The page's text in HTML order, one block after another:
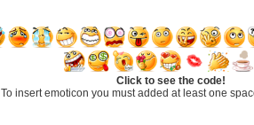
Click to see the code!
To insert emoticon you must added at least one